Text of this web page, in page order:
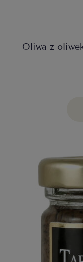
Oliwa z